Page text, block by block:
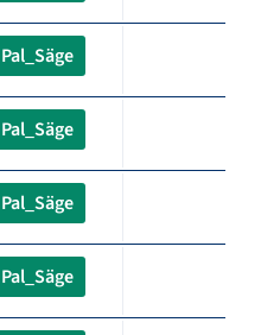
Pal_Säge
Pal_Säge
Pal_Säge
Pal_Säge